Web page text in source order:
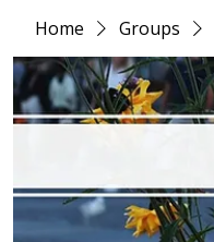
Home Groups